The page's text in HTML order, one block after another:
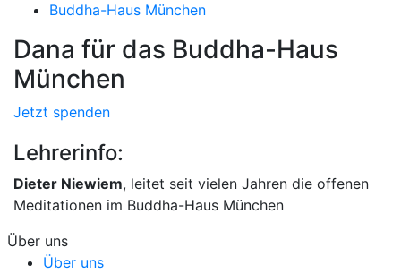
Buddha-Haus München
Dana für das Buddha-Haus
München
Jetzt spenden
Lehrerinfo:
Dieter Niewiem, leitet seit vielen Jahren die offenen
Meditationen im Buddha-Haus München
Über uns
Über uns